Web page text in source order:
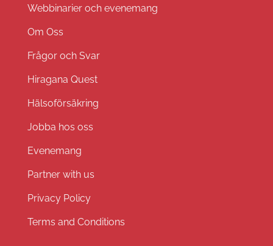
Webbinarier och evenemang
Om Oss
Frågor och Svar
Hiragana Quest
Hälsoförsäkring
Jobba hos oss
Evenemang
Partner with us
Privacy Policy
Terms and Conditions